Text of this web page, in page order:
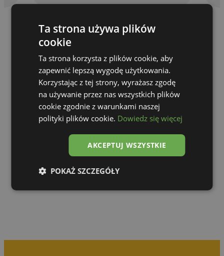
Ta strona używa plików
cookie
Ta strona korzysta z plików cookie, aby
zapewnić lepszą wygodę użytkowania.
Korzystając z tej strony, wyrażasz zgodę
na używanie przez nas wszystkich plików
cookie zgodnie z warunkami naszej
polityki plików cookie. Dowiedz się więcej
AKCEPTUJ WSZYSTKIE
POKAŻ SZCZEGÓŁY